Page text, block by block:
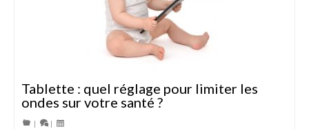
Tablette : quel réglage pour limiter les
ondes sur votre santé ?
| |